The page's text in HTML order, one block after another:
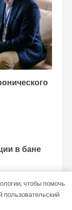
в бане
от AF
чтобы помочь
пользовательский